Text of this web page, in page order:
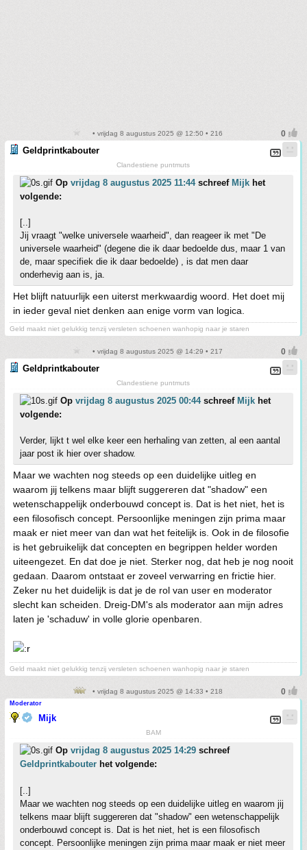
• vrijdag 8 augustus 2025 @ 12:50 • 216
Geldprintkabouter
Clandestiene puntmuts
Op vrijdag 8 augustus 2025 11:44schreef Mijk het
volgende:
[..]
Jij vraagt "welke universele waarheid", dan reageer ik met "De
universele waarheid" (degene die ik daar bedoelde dus, maar 1 van
de, maar specifiek die ik daar bedoelde) , is dat men daar
onderhevig aan is, ja.
Het blijft natuurlijk een uiterst merkwaardig woord. Het doet mij
in ieder geval niet denken aan enige vorm van logica.
Geld maakt niet gelukkig tenzij versleten schoenen wanhopig naar je staren
• vrijdag 8 augustus 2025 @ 14:29 • 217
Geldprintkabouter
Clandestiene puntmuts
Op vrijdag 8 augustus 2025 00:44schreef Mijk het
volgende:
Verder, lijkt t wel elke keer een herhaling van zetten, al een aantal
jaar post ik hier over shadow.
Maar we wachten nog steeds op een duidelijke uitleg en
waarom jij telkens maar blijft suggereren dat "shadow" een
wetenschappelijk onderbouwd concept is. Dat is het niet, het is
een filosofisch concept. Persoonlijke meningen zijn prima maar
maak er niet meer van dan wat het feitelijk is. Ook in de filosofie
is het gebruikelijk dat concepten en begrippen helder worden
uiteengezet. En dat doe je niet. Sterker nog, dat heb je nog nooit
gedaan. Daarom ontstaat er zoveel verwarring en frictie hier.
Zeker nu het duidelijk is dat je de rol van user en moderator
slecht kan scheiden. Dreig-DM's als moderator aan mijn adres
laten je 'schaduw' in volle glorie openbaren.
Geld maakt niet gelukkig tenzij versleten schoenen wanhopig naar je staren
• vrijdag 8 augustus 2025 @ 14:33 • 218
Moderator
Mijk
BAM
Op vrijdag 8 augustus 2025 14:29 schreef
Geldprintkabouter het volgende:
[..]
Maar we wachten nog steeds op een duidelijke uitleg en waarom jij
telkens maar blijft suggereren dat "shadow" een wetenschappelijk
onderbouwd concept is. Dat is het niet, het is een filosofisch
concept. Persoonlijke meningen zijn prima maar maak er niet meer